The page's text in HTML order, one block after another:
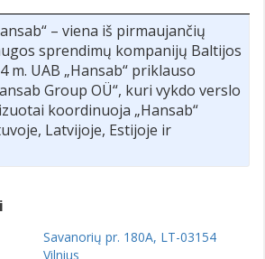
– viena iš pirmaujančių
sprendimų kompanijų Baltijos
m. UAB „Hansab“ priklauso
Group OÜ“, kuri vykdo verslo
koordinuoja „Hansab“
Latvijoje, Estijoje ir
Savanorių pr. 180A, LT-03154
Vilnius